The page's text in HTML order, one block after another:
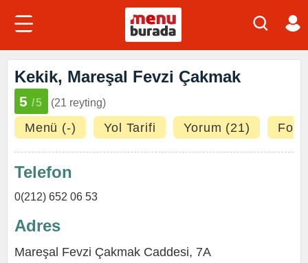
Kekik, Mareşal Fevzi Çakmak
5 /5 (21 reyting)
Menü (-) Yol Tarifi Yorum (21)
Telefon
0(212) 652 06 53
Adres
Mareşal Fevzi Çakmak Caddesi, 7A